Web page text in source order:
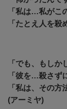
「私は…私がこ
「たとえ人を
「でも、もしか
「彼を…殺さず
「私は、その方
(アーミヤ)